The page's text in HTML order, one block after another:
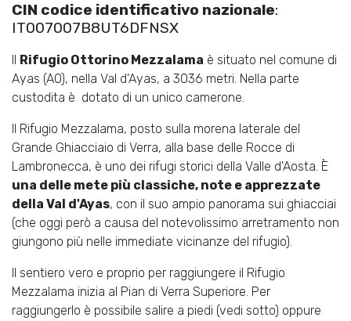
CIN codice identificativo nazionale:
IT007007B8UT6DFNSX
Il Rifugio Ottorino Mezzalama è situato nel comune di
Ayas (AO), nella Val d'Ayas, a 3036 metri. Nella parte
custodita è dotato di un unico camerone.
Il Rifugio Mezzalama, posto sulla morena laterale del
Grande Ghiacciaio di Verra, alla base delle Rocce di
Lambronecca, è uno dei rifugi storici della Valle d'Aosta. È
una delle mete più classiche, note e apprezzate
della Val d'Ayas, con il suo ampio panorama sui ghiacciai
(che oggi però a causa del notevolissimo arretramento non
giungono più nelle immediate vicinanze del rifugio).
Il sentiero vero e proprio per raggiungere il Rifugio
Mezzalama inizia al Pian di Verra Superiore. Per
raggiungerlo è possibile salire a piedi (vedi sotto) oppure